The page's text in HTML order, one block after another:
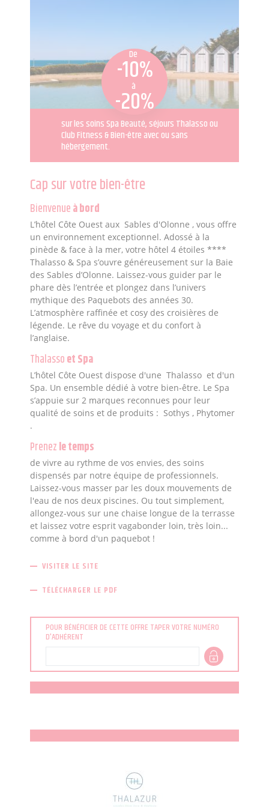
De
-10%
à
-20%
sur les soins Spa Beauté, séjours Thalasso ou
Club Fitness & Bien-être avec ou sans
hébergement.
Cap sur votre bien-être
Bienvenueà bord
L’hôtel Côte Ouest aux Sables d'Olonne , vous offre
un environnement exceptionnel. Adossé à la
pinède & face à la mer, votre hôtel 4 étoiles ****
Thalasso & Spa s’ouvre généreusement sur la Baie
des Sables d’Olonne. Laissez-vous guider par le
phare dès l’entrée et plongez dans l’univers
mythique des Paquebots des années 30.
L’atmosphère raffinée et cosy des croisières de
légende. Le rêve du voyage et du confort à
l’anglaise.
Thalassoet Spa
L’hôtel Côte Ouest dispose d'une Thalasso et d'un
Spa. Un ensemble dédié à votre bien-être. Le Spa
s’appuie sur 2 marques reconnues pour leur
qualité de soins et de produits : Sothys , Phytomer
.
Prenezle temps
de vivre au rythme de vos envies, des soins
dispensés par notre équipe de professionnels.
Laissez-vous masser par les doux mouvements de
l'eau de nos deux piscines. Ou tout simplement,
allongez-vous sur une chaise longue de la terrasse
et laissez votre esprit vagabonder loin, très loin...
comme à bord d'un paquebot !
VISITER LE SITE
TÉLÉCHARGER LE PDF
POUR BÉNÉFICIER DE CETTE OFFRE TAPER VOTRE NUMÉRO
D'ADHÉRENT